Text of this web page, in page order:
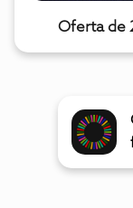
Oferta de